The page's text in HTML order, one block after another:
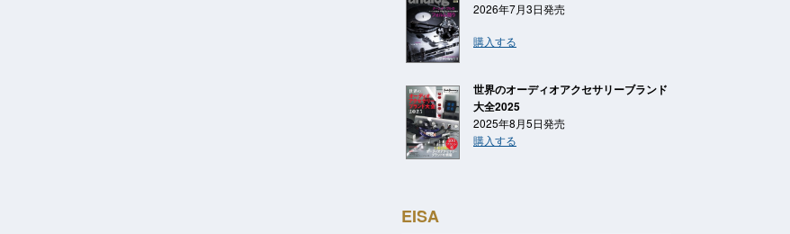
2026年7月3日発売
購入する
世界のオーディオアクセサリーブランド
大全2025
2025年8月5日発売
購入する
EISA